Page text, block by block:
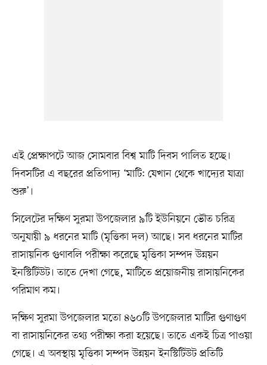
এই প্রেক্ষাপটে আজ সোমবার বিশ্ব মাটি দিবস পালিত হচ্ছে।
দিবসটির এ বছরের প্রতিপাদ্য ‘মাটি: যেখান থেকে খাদ্যের যাত্রা
শুরু’।
সিলেটের দক্ষিণ সুরমা উপজেলার ৯টি ইউনিয়নে ভৌত চরিত্র
অনুযায়ী ৯ ধরনের মাটি (মৃত্তিকা দল) আছে। সব ধরনের মাটির
রাসায়নিক গুণাবলি পরীক্ষা করেছে মৃত্তিকা সম্পদ উন্নয়ন
ইনস্টিটিউট। তাতে দেখা গেছে, মাটিতে প্রয়োজনীয় রাসায়নিকের
পরিমাণ কম।
দক্ষিণ সুরমা উপজেলার মতো ৪৬০টি উপজেলার মাটির গুণাগুণ
বা রাসায়নিকের তথ্য পরীক্ষা করা হয়েছে। তাতে একই চিত্র পাওয়া
গেছে। এ অবস্থায় মৃত্তিকা সম্পদ উন্নয়ন ইনস্টিটিউট প্রতিটি